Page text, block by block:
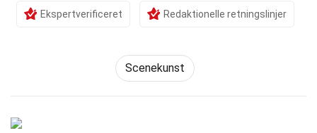
Ekspertverificeret Redaktionelle retningslinjer
Scenekunst